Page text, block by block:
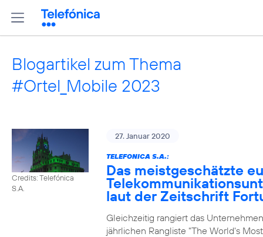
Blogartikel zum Thema
#Ortel_Mobile 2023
Credits: Telefónica
S.A.
27. Januar 2020
TELEFONICA S.A.:
Das meistgeschätzte
laut der Zeitschrift
Gleichzeitig rangiert das
jährlichen Rangliste "The World's